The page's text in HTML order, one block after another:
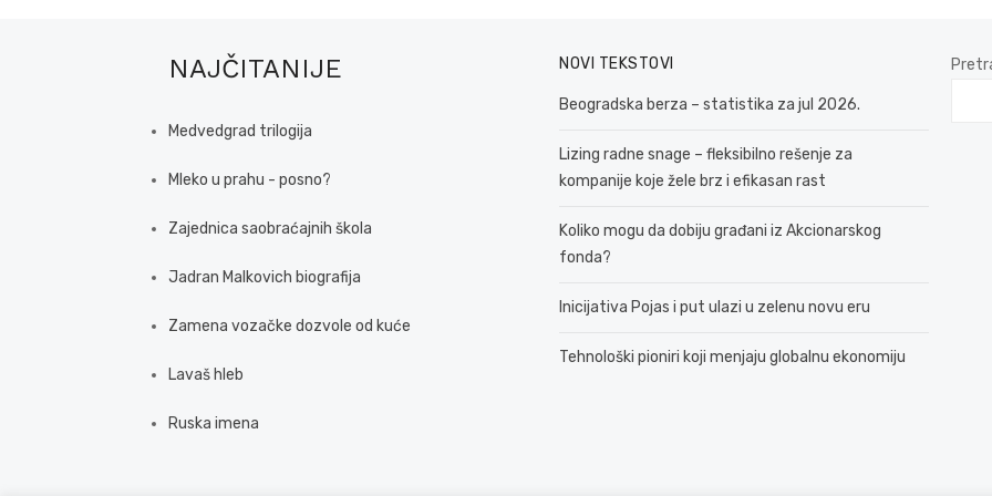
NAJČITANIJE
Medvedgrad trilogija
Mleko u prahu - posno?
Zajednica saobraćajnih škola
Jadran Malkovich biografija
Zamena vozačke dozvole od kuće
Lavaš hleb
Ruska imena
NOVI TEKSTOVI
Beogradska berza – statistika za jul 2026.
Lizing radne snage – fleksibilno rešenje za
kompanije koje žele brz i efikasan rast
Koliko mogu da dobiju građani iz Akcionarskog
fonda?
Inicijativa Pojas i put ulazi u zelenu novu eru
Tehnološki pioniri koji menjaju globalnu ekonomiju